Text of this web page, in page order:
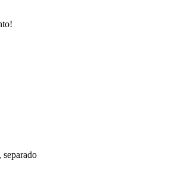
separado